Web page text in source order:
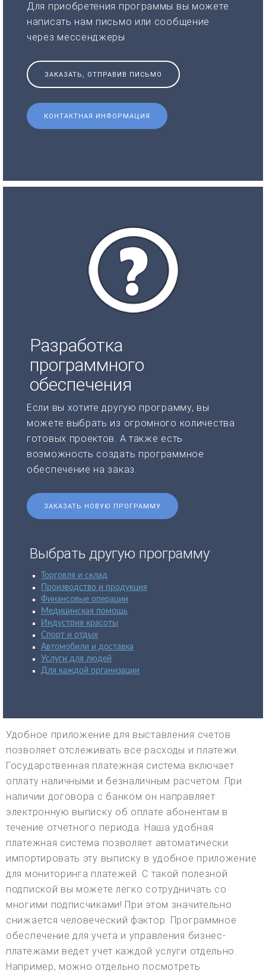
Для приобретения программы вы можете
написать нам письмо или сообщение
через мессенджеры
ЗАКАЗАТЬ, ОТПРАВИВ ПИСЬМО
КОНТАКТНАЯ ИНФОРМАЦИЯ
Разработка
программного
обеспечения
Если вы хотите другую программу, вы
можете выбрать из огромного количества
готовых проектов. А также есть
возможность создать программное
обеспечение на заказ.
ЗАКАЗАТЬ НОВУЮ ПРОГРАММУ
Выбрать другую программу
Торговля и склад
Производство и продукция
Финансовые операции
Медицинская помощь
Индустрия красоты
Спорт и отдых
Автомобили и доставка
Услуги для людей
Для каждой организации
Удобное приложение для выставления счетов
позволяет отслеживать все расходы и платежи.
Государственная платежная система включает
оплату наличными и безналичным расчетом. При
наличии договора с банком он направляет
электронную выписку об оплате абонентам в
течение отчетного периода. Наша удобная
платежная система позволяет автоматически
импортировать эту выписку в удобное приложение
для мониторинга платежей. С такой полезной
подпиской вы можете легко сотрудничать со
многими подписчиками! При этом значительно
снижается человеческий фактор. Программное
обеспечение для учета и управления бизнес-
платежами ведет учет каждой услуги отдельно.
Например, можно отдельно посмотреть